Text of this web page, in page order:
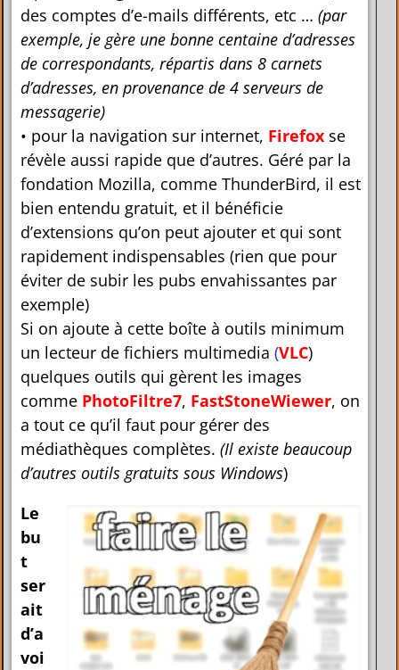
des comptes d’e-mails différents, etc … (par
exemple, je gère une bonne centaine d’adresses
de correspondants, répartis dans 8 carnets
d’adresses, en provenance de 4 serveurs de
messagerie)
• pour la navigation sur internet, Firefox se
révèle aussi rapide que d’autres. Géré par la
fondation Mozilla, comme ThunderBird, il est
bien entendu gratuit, et il bénéficie
d’extensions qu’on peut ajouter et qui sont
rapidement indispensables (rien que pour
éviter de subir les pubs envahissantes par
exemple)
Si on ajoute à cette boîte à outils minimum
un lecteur de fichiers multimedia (VLC)
quelques outils qui gèrent les images
comme PhotoFiltre7, FastStoneWiewer, on
a tout ce qu’il faut pour gérer des
médiathèques complètes. (Il existe beaucoup
d’autres outils gratuits sous Windows)
Le
bu
t
ser
ait
d’a
voi